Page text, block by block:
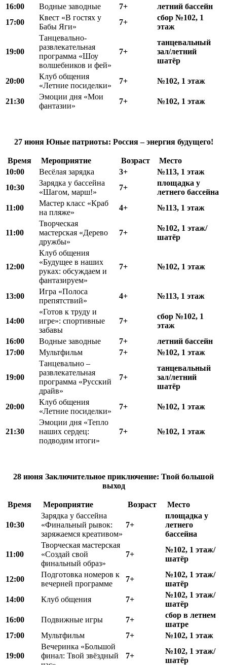
16:00
Водные заводные 7+
летний бассейн
17:00
Квест «В гостях у
Бабы Яги»
7+
сбор №102, 1
этаж
19:00
Танцевально-
развлекательная
программа «Шоу
волшебников и фей»
7+
танцевальный
зал/летний
шатёр
20:00
Клуб общения
«Летние посиделки»
7+ №102, 1 этаж
21:30
Эмоции дня «Мои
фантазии»
7+ №102, 1 этаж
27 июня Юные патриоты: Россия – энергия будущего!
Время Мероприятие Возраст
Место
10:00
Весёлая зарядка 3+
№113, 1 этаж
10:30
Зарядка у бассейна
«Шагом, марш!»
7+
площадка у
летнего бассейна
11:00
Мастер класс «Краб
на пляже»
4+ №113, 1 этаж
11:00
Творческая
мастерская «Дерево
дружбы»
7+
№102, 1 этаж/
шатёр
12:00
Клуб общения
«Будущее в наших
руках: обсуждаем и
фантазируем»
7+ №102, 1 этаж
13:00
Игра «Полоса
препятствий»
4+ №113, 1 этаж
14:00
«Готов к труду и
игре»: спортивные
забавы
7+
сбор №102, 1
этаж
16:00
Водные заводные 7+
летний бассейн
17:00
Мультфильм 7+ №102, 1 этаж
19:00
Танцевально –
развлекательная
программа «Русский
драйв»
7+
танцевальный
зал/летний
шатёр
20:00
Клуб общения
«Летние посиделки»
7+ №102, 1 этаж
21:30
Эмоции дня «Тепло
наших сердец:
подводим итоги»
7+ №102, 1 этаж
28 июня Заключительное приключение: Твой большой
выход
Время Мероприятие Возраст Место
10:30
Зарядка у бассейна
«Финальный рывок:
заряжаемся креативом»
7+
площадка у
летнего
бассейна
11:00
Творческая мастерская
«Создай свой
финальный образ»
7+
№102, 1 этаж/
шатёр
12:00
Подготовка номеров к
вечерней программе
7+
№102, 1 этаж/
шатёр
14:00
Клуб общения 7+
№102, 1 этаж/
шатёр
16:00
Подвижные игры 7+
сбор в летнем
шатре
17:00
Мультфильм 7+ №102, 1 этаж
19:00
Вечеринка «Большой
финал: Твой звёздный
7+
№102, 1 этаж/
шатёр